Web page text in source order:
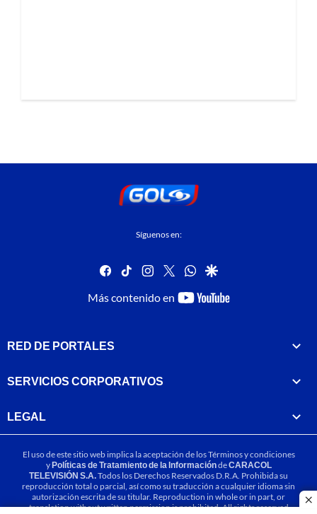
Síguenos en:
facebook
tiktok instagram
twitterwhatsapp
google
Más contenido en
youtube-
RED DE PORTALES
SERVICIOS CORPORATIVOS
LEGAL
El uso de este sitio web implica la aceptación de losTérminos y condiciones
yPolíticas de Tratamiento de la InformacióndeCARACOL
TELEVISIÓN S.A.Todos los Derechos Reservados D.R.A. Prohibida su
reproducción total o parcial, así como su traducción a cualquier idioma sin
autorización escrita de su titular. Reproduction in whole or in part, or
translation without written permission is prohibited. All rights reserved